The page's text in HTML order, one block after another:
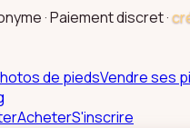
· Paiement discret ·
de piedsVendre ses
AcheterS'inscrire